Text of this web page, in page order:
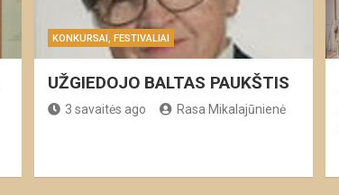
KONKURSAI, FESTIVALIAI
UŽGIEDOJO BALTAS PAUKŠTIS
3 savaitės ago Rasa Mikalajūnienė